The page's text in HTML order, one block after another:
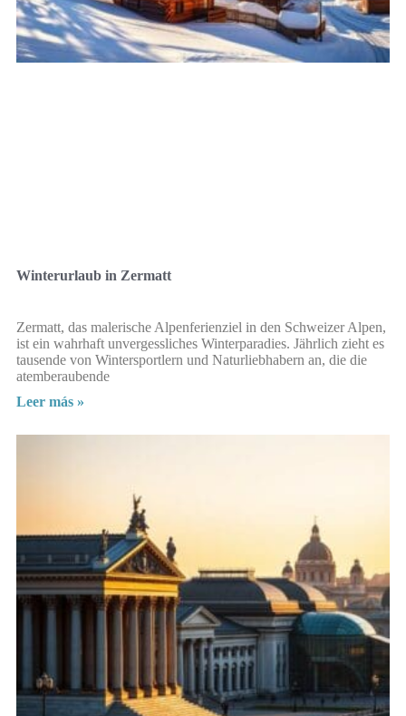
Winterurlaub in Zermatt
Zermatt, das malerische Alpenferienziel in den Schweizer Alpen,
ist ein wahrhaft unvergessliches Winterparadies. Jährlich zieht es
tausende von Wintersportlern und Naturliebhabern an, die die
atemberaubende
Leer más »